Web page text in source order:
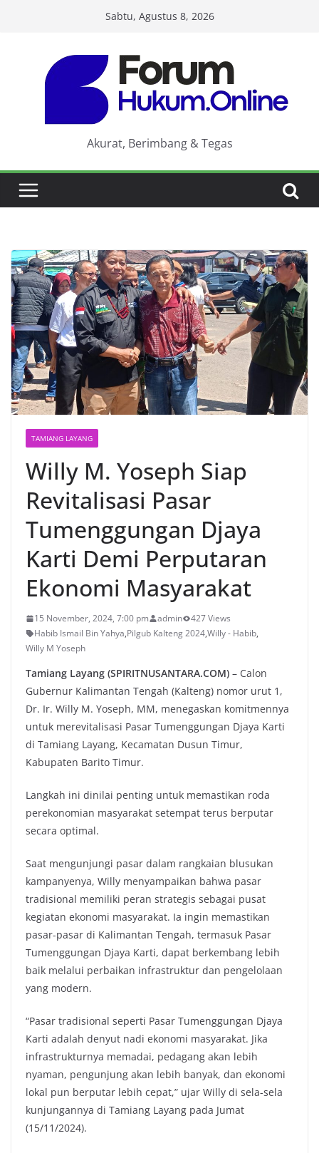
Sabtu, Agustus 8, 2026
Akurat, Berimbang & Tegas
TAMIANG LAYANG
Willy M. Yoseph Siap
Revitalisasi Pasar
Tumenggungan Djaya
Karti Demi Perputaran
Ekonomi Masyarakat
15 November, 2024, 7:00 pm admin
427 Views
Habib Ismail Bin Yahya,Pilgub Kalteng 2024,Willy - Habib,
Willy M Yoseph
Tamiang Layang (SPIRITNUSANTARA.COM) – Calon
Gubernur Kalimantan Tengah (Kalteng) nomor urut 1,
Dr. Ir. Willy M. Yoseph, MM, menegaskan komitmennya
untuk merevitalisasi Pasar Tumenggungan Djaya Karti
di Tamiang Layang, Kecamatan Dusun Timur,
Kabupaten Barito Timur.
Langkah ini dinilai penting untuk memastikan roda
perekonomian masyarakat setempat terus berputar
secara optimal.
Saat mengunjungi pasar dalam rangkaian blusukan
kampanyenya, Willy menyampaikan bahwa pasar
tradisional memiliki peran strategis sebagai pusat
kegiatan ekonomi masyarakat. Ia ingin memastikan
pasar-pasar di Kalimantan Tengah, termasuk Pasar
Tumenggungan Djaya Karti, dapat berkembang lebih
baik melalui perbaikan infrastruktur dan pengelolaan
yang modern.
“Pasar tradisional seperti Pasar Tumenggungan Djaya
Karti adalah denyut nadi ekonomi masyarakat. Jika
infrastrukturnya memadai, pedagang akan lebih
nyaman, pengunjung akan lebih banyak, dan ekonomi
lokal pun berputar lebih cepat,” ujar Willy di sela-sela
kunjungannya di Tamiang Layang pada Jumat
(15/11/2024).